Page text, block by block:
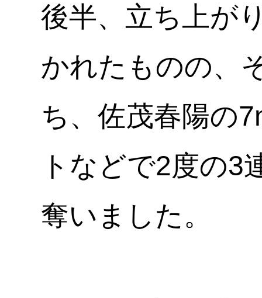
後半、立ち上が
かれたものの、
ち、佐茂春陽の
トなどで2度の3
奪いました。